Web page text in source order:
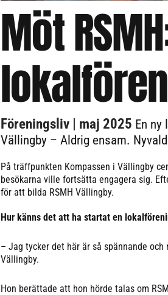
Möt
Föreningsliv| maj 2025 En ny
Vällingby – Aldrig ensam.
På träffpunkten Kompassen i Vällingby
besökarna ville fortsätta engagera sig.
för att bilda RSMH Vällingby.
Hur känns det att ha startat en
– Jag tycker det här är så spännande
Vällingby.
Hon berättade att hon hörde talas om